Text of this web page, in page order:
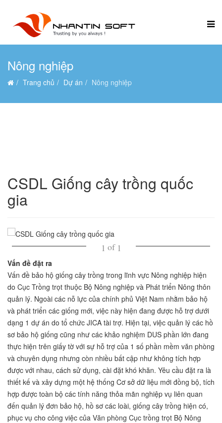
Nông nghiệp
Trang chủ Dự án Nông nghiệp
CSDL Giống cây trồng quốc
gia
1 of 1
Vấn đề đặt ra
Vấn đề bảo hộ giống cây trồng trong lĩnh vực Nông nghiệp hiện
do Cục Trồng trọt thuộc Bộ Nông nghiệp và Phát triển Nông thôn
quản lý. Ngoài các nỗ lực của chính phủ Việt Nam nhằm bảo hộ
và phát triển các giống mới, việc này hiện đang được hỗ trợ dưới
dạng 1 dự án do tổ chức JICA tài trợ. Hiện tại, việc quản lý các hồ
sơ bảo hộ giống cũng như các khảo nghiệm DUS phần lớn đang
thực hiện trên giấy tờ với sự hỗ trợ của 1 số phần mềm văn phòng
và chuyên dụng nhưng còn nhiều bất cập như không tích hợp
được với nhau, cách sử dụng, cài đặt khó khăn. Yêu cầu đặt ra là
thiết kế và xây dựng một hệ thống Cơ sở dữ liệu mới đồng bộ, tích
hợp được toàn bộ các tính năng thỏa mãn nghiệp vụ liên quan
đến quản lý đơn bảo hộ, hồ sơ các loài, giống cây trồng hiện có,
phục vụ cho công việc của Văn phòng Cục trồng trọt Bộ Nông